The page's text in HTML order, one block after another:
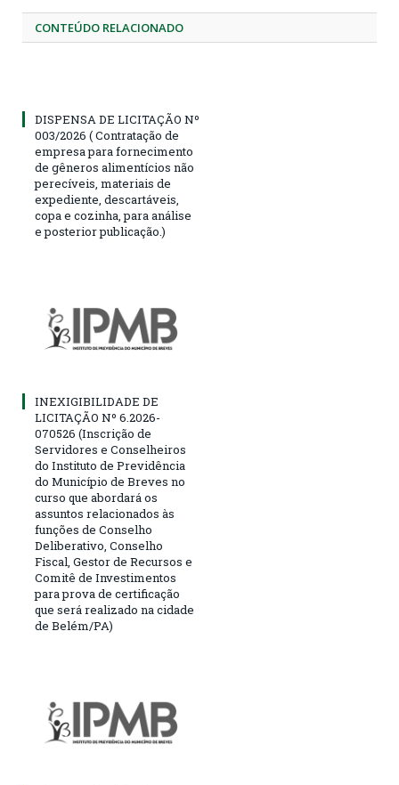
CONTEÚDO RELACIONADO
DISPENSA DE LICITAÇÃO Nº
003/2026 ( Contratação de
empresa para fornecimento
de gêneros alimentícios não
perecíveis, materiais de
expediente, descartáveis,
copa e cozinha, para análise
e posterior publicação.)
INEXIGIBILIDADE DE
LICITAÇÃO Nº 6.2026-
070526 (Inscrição de
Servidores e Conselheiros
do Instituto de Previdência
do Município de Breves no
curso que abordará os
assuntos relacionados às
funções de Conselho
Deliberativo, Conselho
Fiscal, Gestor de Recursos e
Comitê de Investimentos
para prova de certificação
que será realizado na cidade
de Belém/PA)